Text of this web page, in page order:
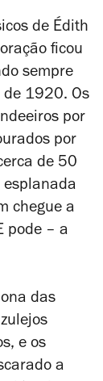
de Édith
ficou
sempre
de 1920. Os
por
por
de 50
esplanada
chegue a
pode – a
das
e os
a